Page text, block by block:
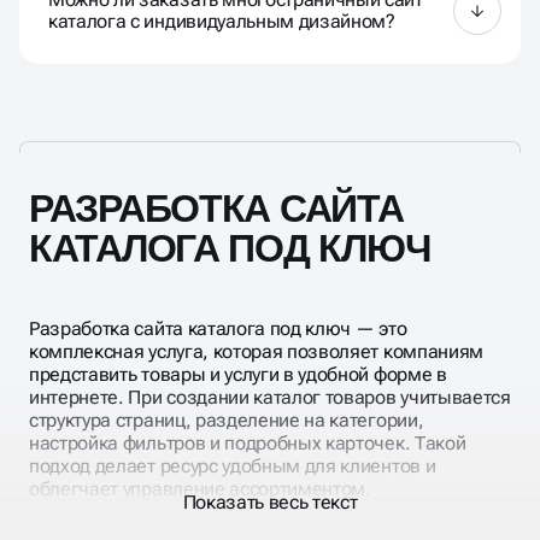
привлечения целевой аудитории.
каталога с индивидуальным дизайном?
и корзины.
РАЗРАБОТКА САЙТА
КАТАЛОГА ПОД КЛЮЧ
Разработка сайта каталога под ключ — это
комплексная услуга, которая позволяет компаниям
представить товары и услуги в удобной форме в
интернете. При создании каталог товаров учитывается
структура страниц, разделение на категории,
настройка фильтров и подробных карточек. Такой
подход делает ресурс удобным для клиентов и
облегчает управление ассортиментом.
Создание сайта каталог с уникальным дизайном
Показать весь текст